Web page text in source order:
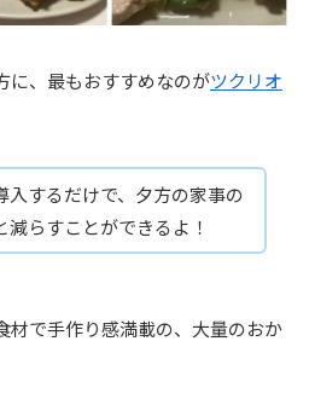
に、最もおすすめなのがツクリオ
入するだけで、夕方の家事の
減らすことができるよ！
材で手作り感満載の、大量のおか